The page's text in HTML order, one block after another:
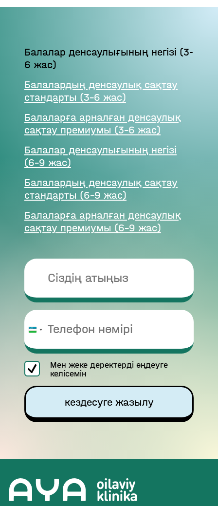
Балалар денсаулығының негізі (3-
6 жас)
Балалардың денсаулық сақтау
стандарты (3–6 жас)
Балаларға арналған денсаулық
сақтау премиумы (3–6 жас)
Балалар денсаулығының негізі
(6–9 жас)
Балалардың денсаулық сақтау
стандарты (6–9 жас)
Балаларға арналған денсаулық
сақтау премиумы (6–9 жас)
Uzbekistan
Мен жеке деректерді өңдеуге
келісемін
кездесуге жазылу